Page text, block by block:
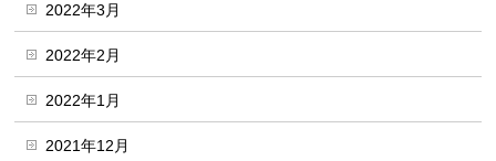
2022年3月
2022年2月
2022年1月
2021年12月